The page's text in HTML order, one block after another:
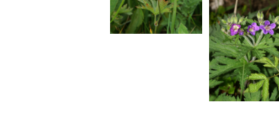
Geranium
sylvaticum